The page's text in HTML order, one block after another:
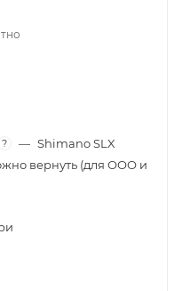
? — Shimano SLX
вернуть (для ООО и